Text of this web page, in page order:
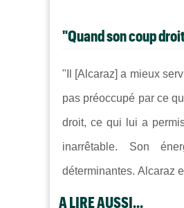
"Quand son coup
"Il [Alcaraz] a mieux
pas préoccupé par ce
droit, ce qui lui a
inarrêtable. Son
déterminantes. Alcaraz
A LIRE AUSSI...